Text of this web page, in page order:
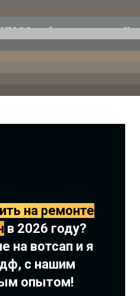
Мосфильмовский
Фото
на ремонте
в 2026 году?
на вотсап и я
с нашим
опытом!